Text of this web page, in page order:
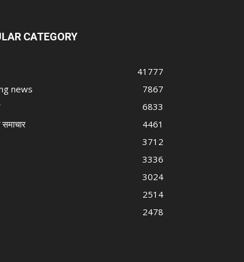
CATEGORY
41777
news
7867
6833
समाचार
4461
3712
3336
3024
2514
2478